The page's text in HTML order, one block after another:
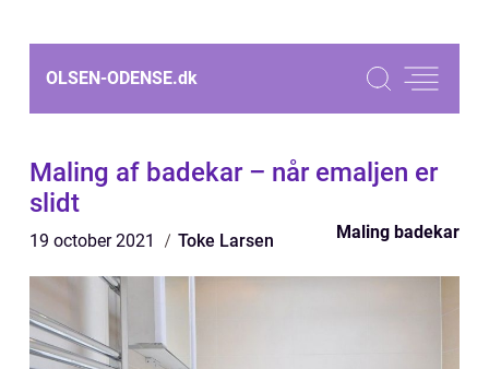
OLSEN-ODENSE.dk
Maling af badekar – når emaljen er
slidt
19 october 2021 Toke Larsen Maling badekar